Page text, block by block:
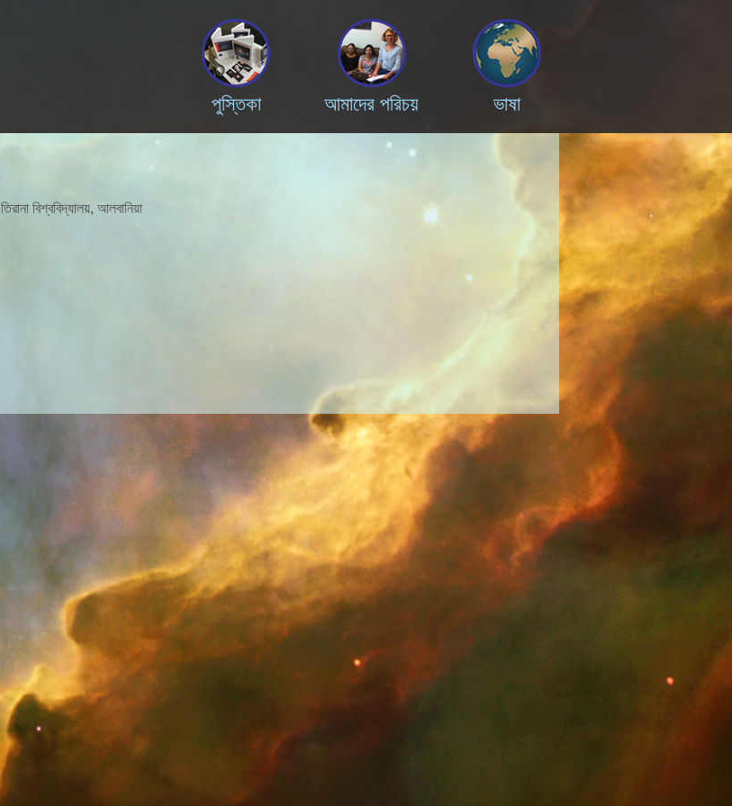
পুস্তিকা আমাদের পরিচয় ভাষা
তিরানা বিশ্ববিদ্যালয়, আলবানিয়া